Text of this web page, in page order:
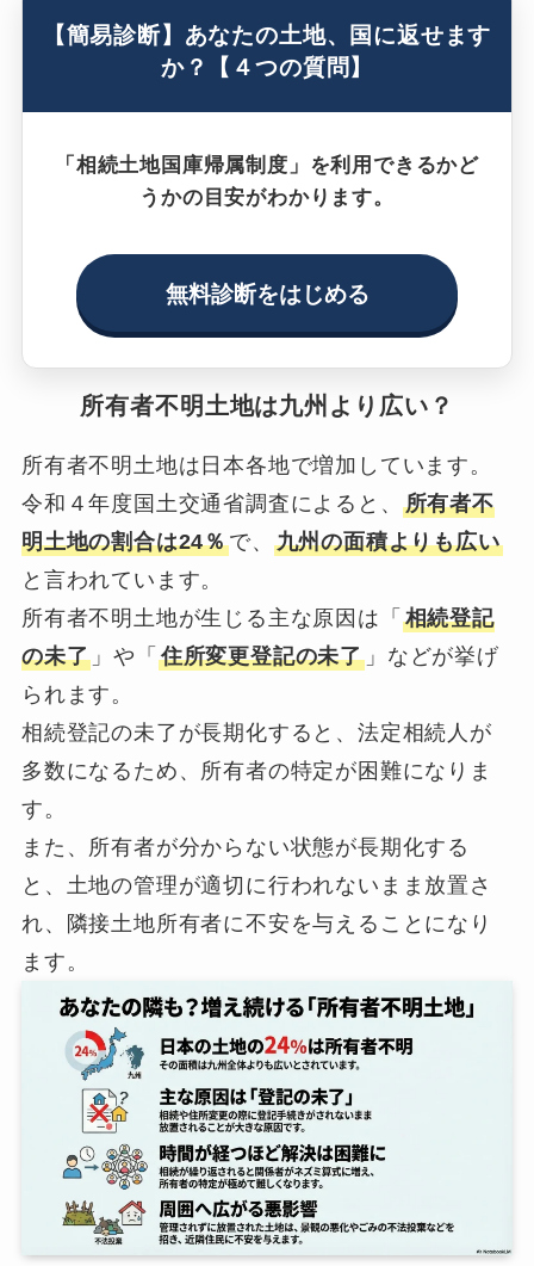
【簡易診断】あなたの土地、国に返せます
か？【４つの質問】
「相続土地国庫帰属制度」を利用できるかど
うかの目安がわかります。
無料診断をはじめる
所有者不明土地は九州より広い？
所有者不明土地は日本各地で増加しています。
令和４年度国土交通省調査によると、 所有者不
明土地の割合は24％で、 九州の面積よりも広い
と言われています。
所有者不明土地が生じる主な原因は「 相続登記
の未了 」や「 住所変更登記の未了 」などが挙げ
られます。
相続登記の未了が長期化すると、法定相続人が
多数になるため、所有者の特定が困難になりま
す。
また、所有者が分からない状態が長期化する
と、土地の管理が適切に行われないまま放置さ
れ、隣接土地所有者に不安を与えることになり
ます。